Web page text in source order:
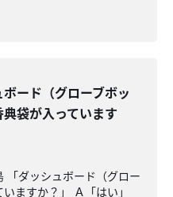
ボード（グローブボッ
袋が入っています
「ダッシュボード（グロー
いますか？」 Ａ「はい」